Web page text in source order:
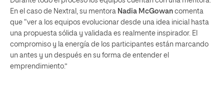
En el caso de Nextral, su mentora Nadia McGowan comenta
que “ver a los equipos evolucionar desde una idea inicial hasta
una propuesta sólida y validada es realmente inspirador. El
compromiso y la energía de los participantes están marcando
un antes y un después en su forma de entender el
emprendimiento.”